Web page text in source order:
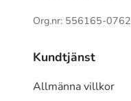
Org.nr: 556165-0762
Kundtjänst
Allmänna villkor